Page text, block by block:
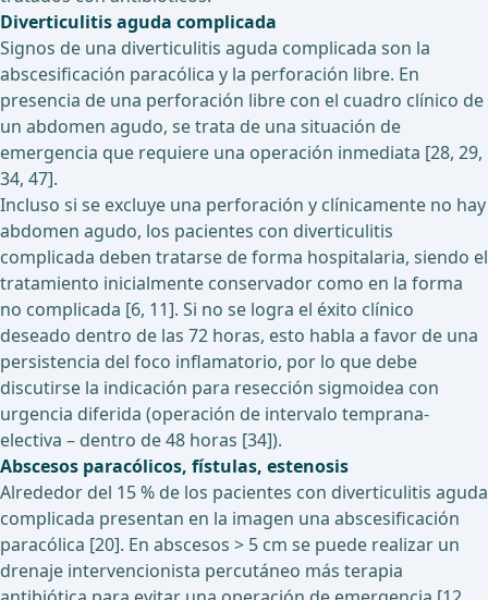
Diverticulitis aguda complicada
Signos de una diverticulitis aguda complicada son la
abscesificación paracólica y la perforación libre. En
presencia de una perforación libre con el cuadro clínico de
un abdomen agudo, se trata de una situación de
emergencia que requiere una operación inmediata [28, 29,
34, 47].
Incluso si se excluye una perforación y clínicamente no hay
abdomen agudo, los pacientes con diverticulitis
complicada deben tratarse de forma hospitalaria, siendo el
tratamiento inicialmente conservador como en la forma
no complicada [6, 11]. Si no se logra el éxito clínico
deseado dentro de las 72 horas, esto habla a favor de una
persistencia del foco inflamatorio, por lo que debe
discutirse la indicación para resección sigmoidea con
urgencia diferida (operación de intervalo temprana-
electiva – dentro de 48 horas [34]).
Abscesos paracólicos, fístulas, estenosis
Alrededor del 15 % de los pacientes con diverticulitis aguda
complicada presentan en la imagen una abscesificación
paracólica [20]. En abscesos > 5 cm se puede realizar un
drenaje intervencionista percutáneo más terapia